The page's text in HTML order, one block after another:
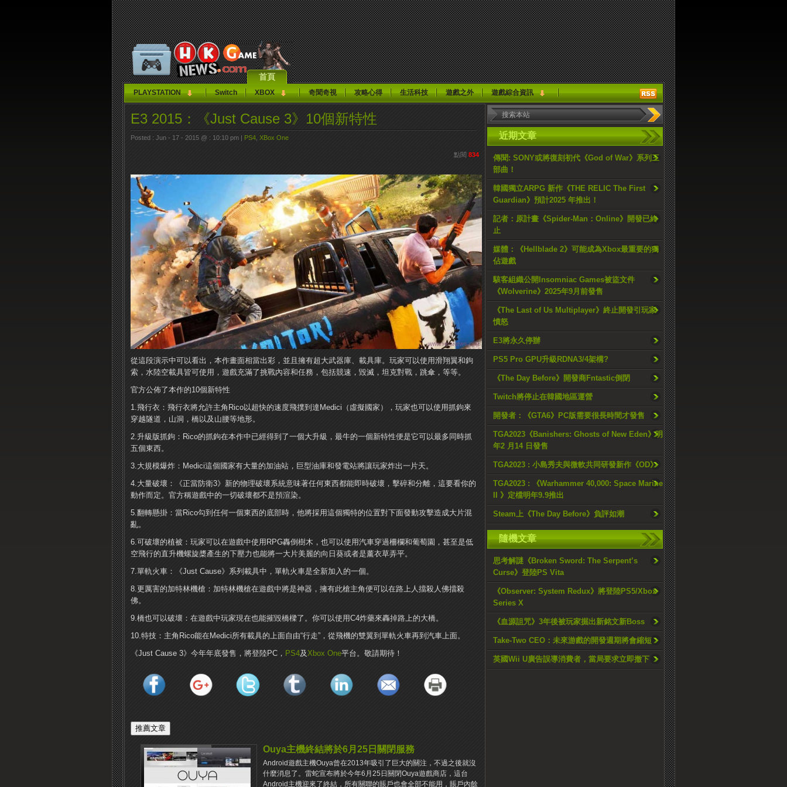
首頁
PLAYSTATION Switch XBOX 奇聞奇視 攻略心得 生活科技 遊戲之外 遊戲綜合資訊
近期文章
傳聞: SONY或將復刻初代《God of War》系列三
部曲！
韓國獨立ARPG 新作《THE RELIC The First
Guardian》預計2025 年推出！
記者：原計畫《Spider-Man：Online》開發已終
止
媒體：《Hellblade 2》可能成為Xbox最重要的獨
佔遊戲
駭客組織公開Insomniac Games被盜文件
《Wolverine》2025年9月前發售
《The Last of Us Multiplayer》終止開發引玩家
憤怒
E3將永久停辦
PS5 Pro GPU升級RDNA3/4架構?
《The Day Before》開發商Fntastic倒閉
Twitch將停止在韓國地區運營
開發者：《GTA6》PC版需要很長時間才發售
TGA2023《Banishers: Ghosts of New Eden》明
年2 月14 日發售
TGA2023 : 小島秀夫與微軟共同研發新作《OD》
TGA2023 : 《Warhammer 40,000: Space Marine
II 》定檔明年9.9推出
Steam上《The Day Before》負評如潮
隨機文章
思考解謎《Broken Sword: The Serpent’s
Curse》登陸PS Vita
《Observer: System Redux》將登陸PS5/Xbox
Series X
《血源詛咒》3年後被玩家掘出新銘文新Boss
Take-Two CEO：未來游戲的開發週期將會縮短
英國Wii U廣告誤導消費者，當局要求立即撤下
E3 2015：《Just Cause 3》10個新特性
Posted : Jun - 17 - 2015 @ : 10:10 pm | PS4 XBox One
點閱 834
從這段演示中可以看出，本作畫面相當出彩，並且擁有超大武器庫、載具庫。玩家可以使用滑翔翼和鉤
索，水陸空載具皆可使用，遊戲充滿了挑戰內容和任務，包括競速，毀滅，坦克對戰，跳傘，等等。
官方公佈了本作的10個新特性
1.飛行衣：飛行衣將允許主角Rico以超快的速度飛撲到達Medici（虛擬國家），玩家也可以使用抓鉤來
穿越隧道，山洞，橋以及山腰等地形。
2.升級版抓鉤：Rico的抓鉤在本作中已經得到了一個大升級，最牛的一個新特性便是它可以最多同時抓
五個東西。
3.大規模爆炸：Medici這個國家有大量的加油站，巨型油庫和發電站將讓玩家炸出一片天。
4.大量破壞：《正當防衛3》新的物理破壞系統意味著任何東西都能即時破壞，擊碎和分離，這要看你的
動作而定。官方稱遊戲中的一切破壞都不是預渲染。
5.翻轉懸掛：當Rico勾到任何一個東西的底部時，他將採用這個獨特的位置對下面發動攻擊造成大片混
亂。
6.可破壞的植被：玩家可以在遊戲中使用RPG轟倒樹木，也可以使用汽車穿過柵欄和葡萄園，甚至是低
空飛行的直升機螺旋槳產生的下壓力也能將一大片美麗的向日葵或者是薰衣草弄平。
7.單軌火車：《Just Cause》系列載具中，單軌火車是全新加入的一個。
8.更厲害的加特林機槍：加特林機槍在遊戲中將是神器，擁有此槍主角便可以在路上人擋殺人佛擋殺
佛。
9.橋也可以破壞：在遊戲中玩家現在也能摧毀橋樑了。你可以使用C4炸藥來轟掉路上的大橋。
10.特技：主角Rico能在Medici所有載具的上面自由“行走”，從飛機的雙翼到單軌火車再到汽車上面。
《Just Cause 3》今年年底發售，將登陸PC， PS4及Xbox One平台。敬請期待！
Ouya主機終結將於6月25日關閉服務
Android遊戲主機Ouya曾在2013年吸引了巨大的關注，不過之後就沒
什麼消息了。雷蛇宣布將於今年6月25日關閉Ouya遊戲商店，這台
Android主機迎來了終結，所有關聯的賬戶也會全部不能用，賬戶內餘